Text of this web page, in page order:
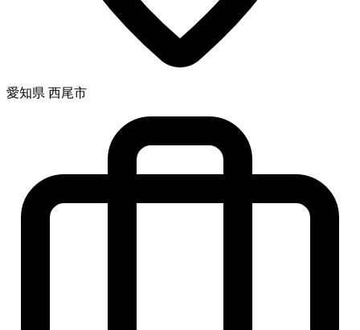
愛知県 西尾市